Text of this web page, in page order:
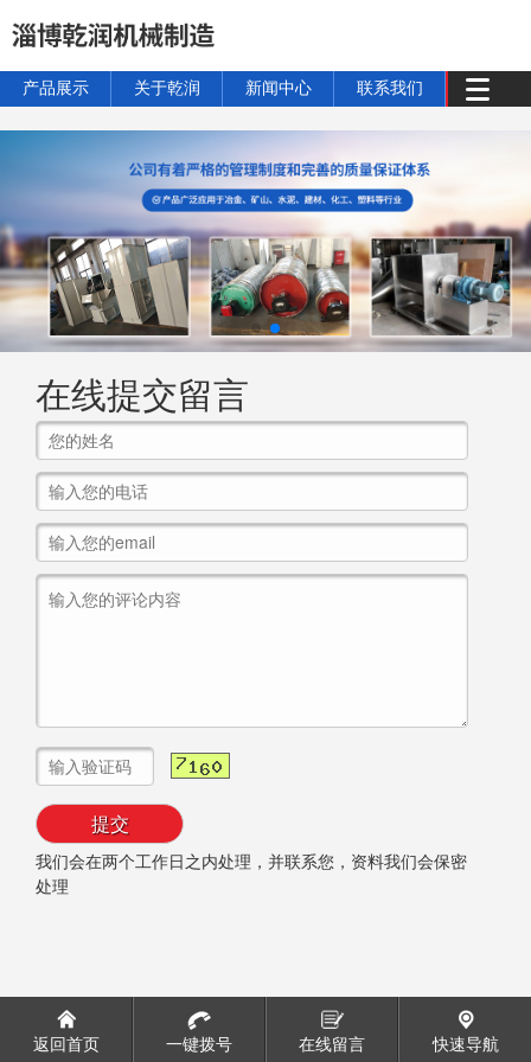
产品展示 关于乾润 新闻中心 联系我们
在线提交留言
我们会在两个工作日之内处理，并联系您，资料我们会保密
处理
返回首页 一键拨号 在线留言 快速导航